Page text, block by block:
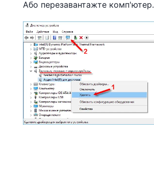
Або перезавантажте комп'ютер.